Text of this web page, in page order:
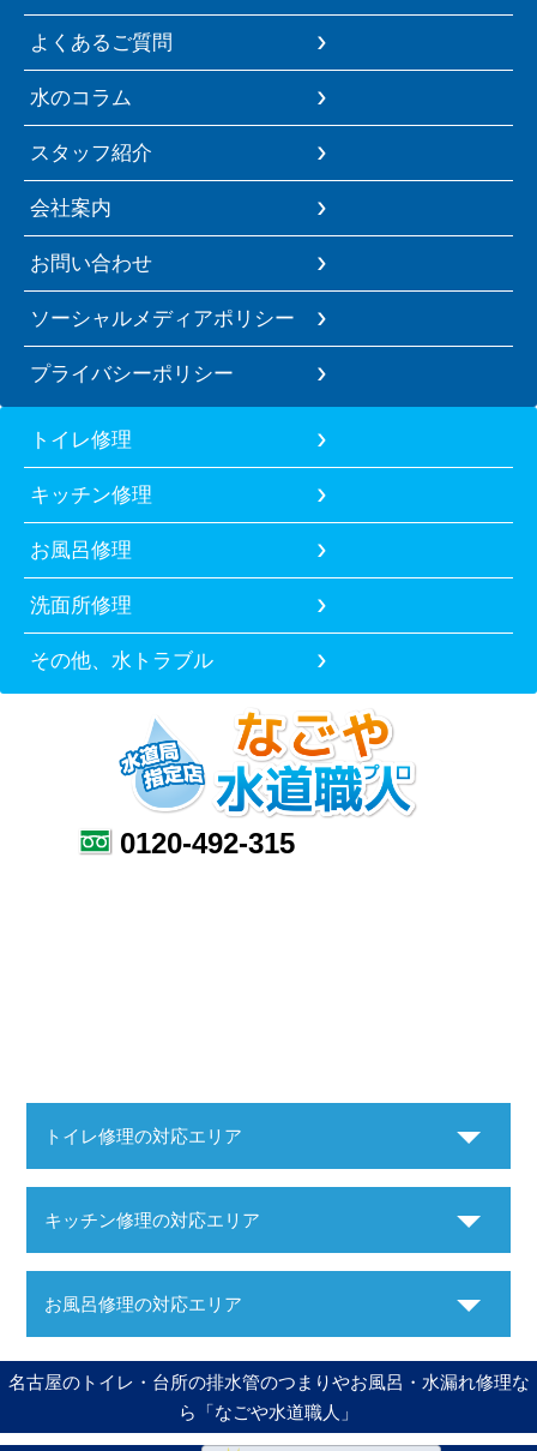
よくあるご質問
水のコラム
スタッフ紹介
会社案内
お問い合わせ
ソーシャルメディアポリシー
プライバシーポリシー
トイレ修理
キッチン修理
お風呂修理
洗面所修理
その他、水トラブル
0120-492-315
トイレ修理の対応エリア
キッチン修理の対応エリア
お風呂修理の対応エリア
名古屋のトイレ・台所の排水管のつまりやお風呂・水漏れ修理な
ら「なごや水道職人」